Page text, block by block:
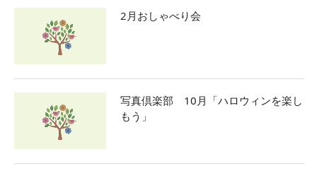
2月おしゃべり会
写真倶楽部 10月「ハロウィンを楽し
もう」